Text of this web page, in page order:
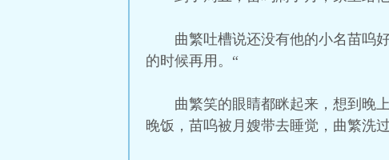
曲繁吐槽说还没有他的小名苗呜
的时候再用。“
曲繁笑的眼睛都眯起来，想到晚
晚饭，苗呜被月嫂带去睡觉，曲繁洗